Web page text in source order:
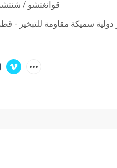
قوانغتشو /